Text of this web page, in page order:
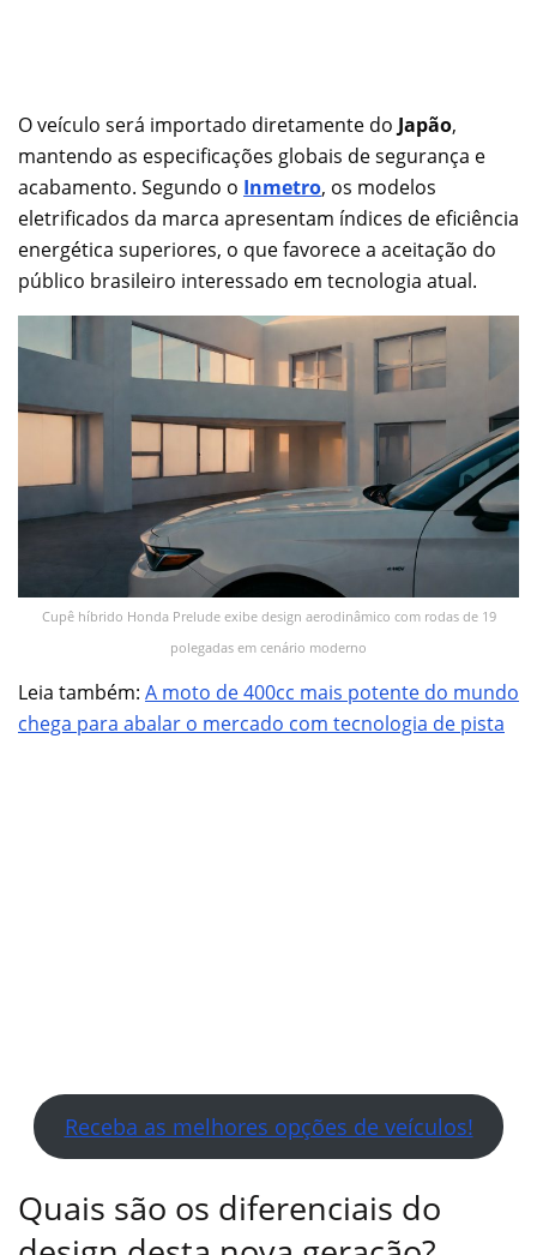
O veículo será importado diretamente do Japão,
mantendo as especificações globais de segurança e
acabamento. Segundo o Inmetro, os modelos
eletrificados da marca apresentam índices de eficiência
energética superiores, o que favorece a aceitação do
público brasileiro interessado em tecnologia atual.
Cupê híbrido Honda Prelude exibe design aerodinâmico com rodas de 19
polegadas em cenário moderno
Leia também: A moto de 400cc mais potente do mundo
chega para abalar o mercado com tecnologia de pista
Receba as melhores opções de veículos!
Quais são os diferenciais do